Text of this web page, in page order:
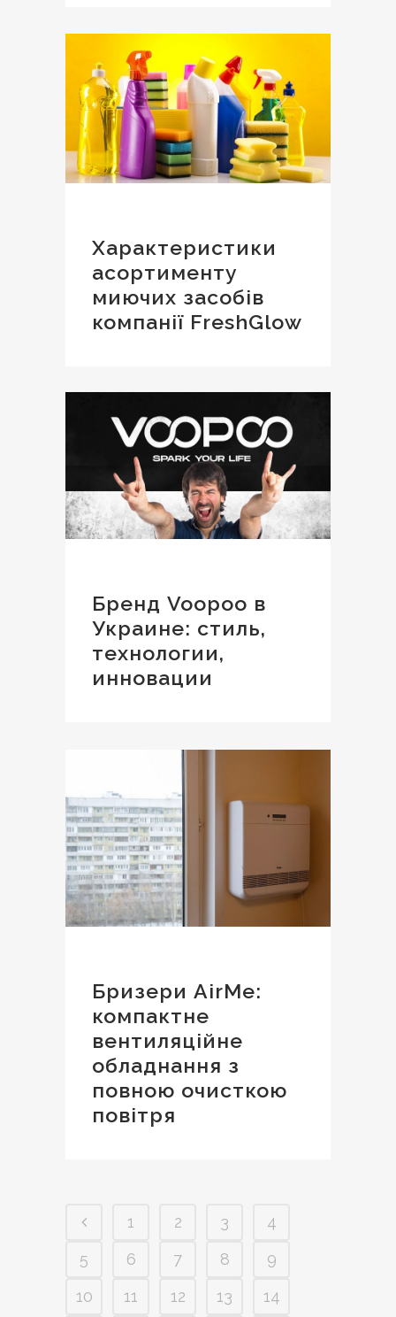
Характеристики
асортименту
миючих засобів
компанії FreshGlow
Бренд Voopoo в
Украине: стиль,
технологии,
инновации
Бризери AirMe:
компактне
вентиляційне
обладнання з
повною очисткою
повітря
1 2 3
4
5
6 7 8
9
10
11 12 13
14